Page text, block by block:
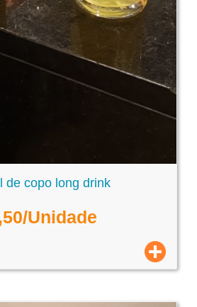
de copo long drink
/Unidade